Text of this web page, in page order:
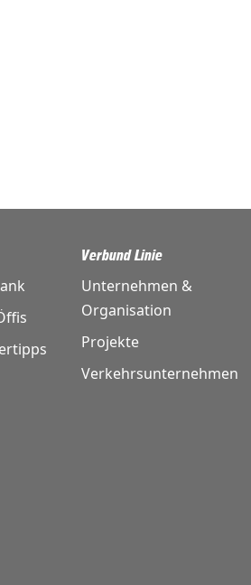
Verbund Linie
Unternehmen &
Organisation
Projekte
Verkehrsunternehmen